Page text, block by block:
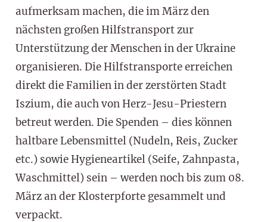
aufmerksam machen, die im März den
nächsten großen Hilfstransport zur
Unterstützung der Menschen in der Ukraine
organisieren. Die Hilfstransporte erreichen
direkt die Familien in der zerstörten Stadt
Iszium, die auch von Herz-Jesu-Priestern
betreut werden. Die Spenden – dies können
haltbare Lebensmittel (Nudeln, Reis, Zucker
etc.) sowie Hygieneartikel (Seife, Zahnpasta,
Waschmittel) sein – werden noch bis zum 08.
März an der Klosterpforte gesammelt und
verpackt.